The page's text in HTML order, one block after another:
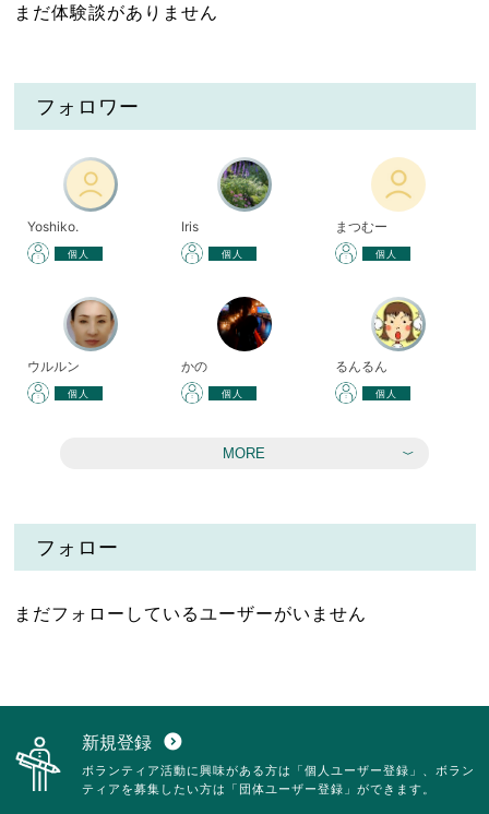
まだ体験談がありません
フォロワー
Yoshiko.
個人
Iris
個人
まつむー
個人
ウルルン
個人
かの
個人
るんるん
個人
MORE
フォロー
まだフォローしているユーザーがいません
新規登録 expand_circle_down
ボランティア活動に興味がある方は「個人ユーザー登録」、ボラン
ティアを募集したい方は「団体ユーザー登録」ができます。